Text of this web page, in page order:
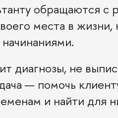
обращаются
места в
диагнозы, не
— помочь
и найти для